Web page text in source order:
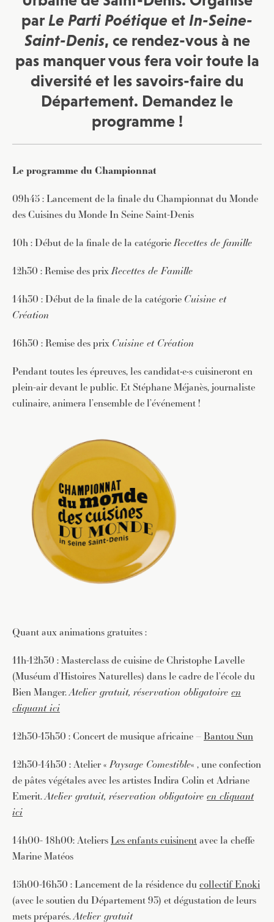
par Le Parti Poétique et In-Seine-
Saint-Denis, ce rendez-vous à ne
pas manquer vous fera voir toute la
diversité et les savoirs-faire du
Département. Demandez le
programme !
Le programme du Championnat
09h45 : Lancement de la finale du Championnat du Monde
des Cuisines du Monde In Seine Saint-Denis
10h : Début de la finale de la catégorieRecettes de famille
12h30 : Remise des prixRecettes de Famille
14h30 : Début de la finale de la catégorie Cuisine et
Création
16h30 : Remise des prix Cuisine et Création
Pendant toutes les épreuves, les candidat‧e‧s cuisineront en
plein-air devant le public. Et Stéphane Méjanès, journaliste
culinaire, animera l’ensemble de l’événement !
Quant aux animations gratuites :
11h-12h30 : Masterclass de cuisine de Christophe Lavelle
(Muséum d’Histoires Naturelles) dans le cadre de l’école du
Bien Manger.Atelier gratuit, réservation obligatoire en
cliquant ici
12h30-13h30 : Concert de musique africaine –Bantou Sun
12h30-14h30 : Atelier «Paysage Comestible« , une confection
de pâtes végétales avec les artistes Indira Colin et Adriane
Emerit.Atelier gratuit, réservation obligatoire en cliquant
ici
14h00- 18h00: AteliersLes enfants cuisinentavec la cheffe
Marine Matéos
15h00-16h30 : Lancement de la résidence ducollectif Enoki
(avec le soutien du Département 93) et dégustation de leurs
mets préparés.Atelier gratuit